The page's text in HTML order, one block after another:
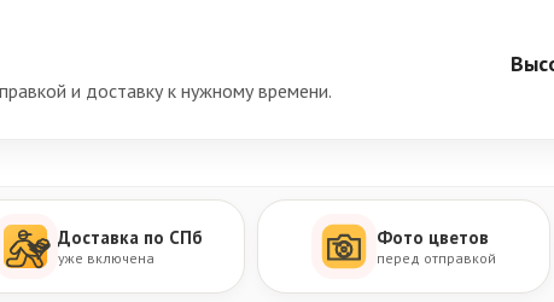
и доставку к нужному времени.
Доставка по СПб
уже включена
Фото цветов
перед отправкой